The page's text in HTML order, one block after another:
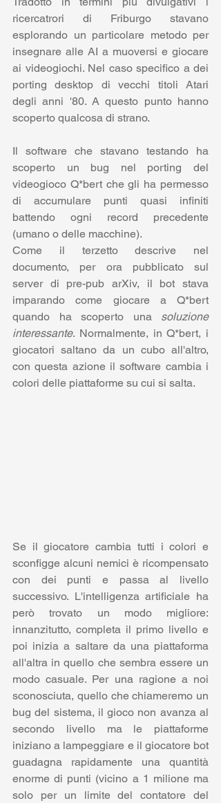
ricercatrori di Friburgo stavano
esplorando un particolare metodo per
insegnare alle AI a muoversi e giocare
ai videogiochi. Nel caso specifico a dei
porting desktop di vecchi titoli Atari
degli anni '80. A questo punto hanno
scoperto qualcosa di strano.
Il software che stavano testando ha
scoperto un bug nel porting del
videogioco Q*bert che gli ha permesso
di accumulare punti quasi infiniti
battendo ogni record precedente
(umano o delle macchine).
Come il terzetto descrive nel
documento, per ora pubblicato sul
server di pre-pub arXiv, il bot stava
imparando come giocare a Q*bert
quando ha scoperto una soluzione
interessante. Normalmente, in Q*bert, i
giocatori saltano da un cubo all'altro,
con questa azione il software cambia i
colori delle piattaforme su cui si salta.
Se il giocatore cambia tutti i colori e
sconfigge alcuni nemici è ricompensato
con dei punti e passa al livello
successivo. L'intelligenza artificiale ha
però trovato un modo migliore:
innanzitutto, completa il primo livello e
poi inizia a saltare da una piattaforma
all'altra in quello che sembra essere un
modo casuale. Per una ragione a noi
sconosciuta, quello che chiameremo un
bug del sistema, il gioco non avanza al
secondo livello ma le piattaforme
iniziano a lampeggiare e il giocatore bot
guadagna rapidamente una quantità
enorme di punti (vicino a 1 milione ma
solo per un limite del contatore del